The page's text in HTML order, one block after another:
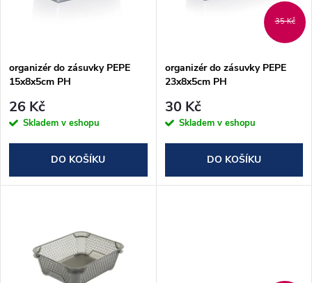
p
r
o
d
s
p
r
organizér do zásuvky PEPE
15x8x5cm PH
26 Kč
Skladem v eshopu
DO KOŠÍKU
35 Kč
organizér do zásuvky PEPE
23x8x5cm PH
30 Kč
Skladem v eshopu
DO KOŠÍKU